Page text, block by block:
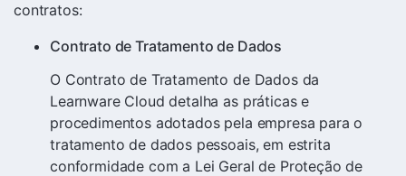
contratos:
Contrato de Tratamento de Dados
O Contrato de Tratamento de Dados da
Learnware Cloud detalha as práticas e
procedimentos adotados pela empresa para o
tratamento de dados pessoais, em estrita
conformidade com a Lei Geral de Proteção de